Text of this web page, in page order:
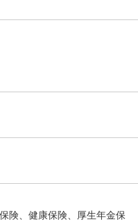
険、健康保険、厚生年金保